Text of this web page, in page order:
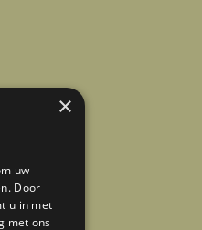
×
uw
Door
u in met
met ons